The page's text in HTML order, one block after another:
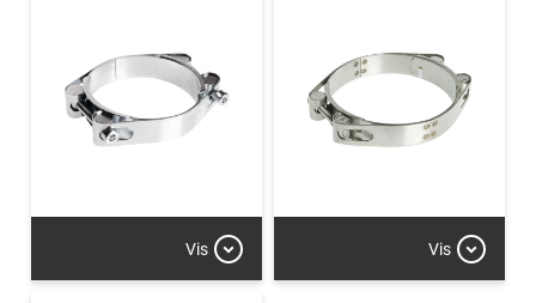
Vis Vis